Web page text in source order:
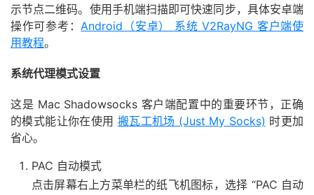
示节点二维码。使用手机端扫描即可快速同步，具体安卓端
操作可参考： Android（安卓） 系统 V2RayNG 客户端使
用教程。
系统代理模式设置
这是 Mac Shadowsocks 客户端配置中的重要环节，正确
的模式能让你在使用 搬瓦工机场 (Just My Socks) 时更加
省心。
PAC 自动模式
点击屏幕右上方菜单栏的纸飞机图标，选择 “PAC 自动